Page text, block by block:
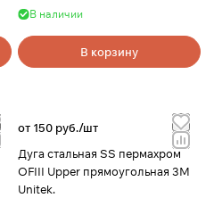
В наличии
В корзину
от 150 руб./шт
Дуга стальная SS пермахром
OFIII Upper прямоугольная 3М
Unitek.